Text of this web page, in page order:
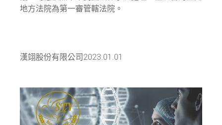
地方法院為第一審管轄法院。
漢翊股份有限公司2023.01.01